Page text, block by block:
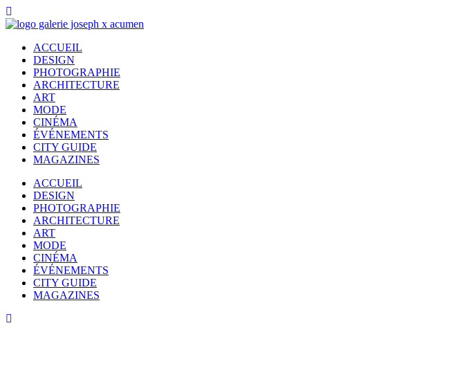
ACCUEIL
DESIGN
PHOTOGRAPHIE
ARCHITECTURE
ART
MODE
CINÉMA
ÉVÉNEMENTS
CITY GUIDE
MAGAZINES
ACCUEIL
DESIGN
PHOTOGRAPHIE
ARCHITECTURE
ART
MODE
CINÉMA
ÉVÉNEMENTS
CITY GUIDE
MAGAZINES